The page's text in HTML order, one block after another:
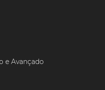
e Avançado